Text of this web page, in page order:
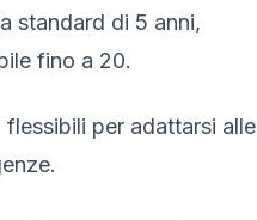
standard di 5 anni,
fino a 20.
flessibili per adattarsi alle